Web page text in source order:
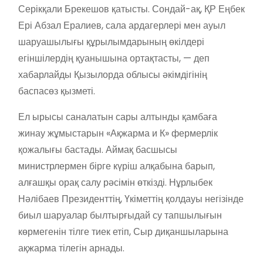
Серікқали Брекешов қатысты. Сондай-ақ, ҚР Еңбек
Ері Абзал Ералиев, сала ардагерлері мен ауыл
шаруашылығы құрылымдарының өкілдері
егіншілердің қуанышына ортақтасты, — деп
хабарлайды Қызылорда облысы әкімдігінің
баспасөз қызметі.
Ел ырысы саналатын сары алтынды қамбаға
жинау жұмыстарын «Ақжарма и К» фермерлік
қожалығы бастады. Аймақ басшысы
министрлермен бірге күріш алқабына барып,
алғашқы орақ салу рәсімін өткізді. Нұрлыбек
Нәлібаев Президенттің, Үкіметтің қолдауы негізінде
биыл шаруалар былтырғыдай су тапшылығын
көрмегенін тілге тиек етіп, Сыр диқаншыларына
ақжарма тілегін арнады.